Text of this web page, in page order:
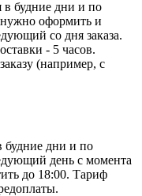
в будние дни и по
нужно оформить и
со дня заказа.
- 5 часов.
(например, с
будние дни и по
день с момента
до 18:00. Тариф